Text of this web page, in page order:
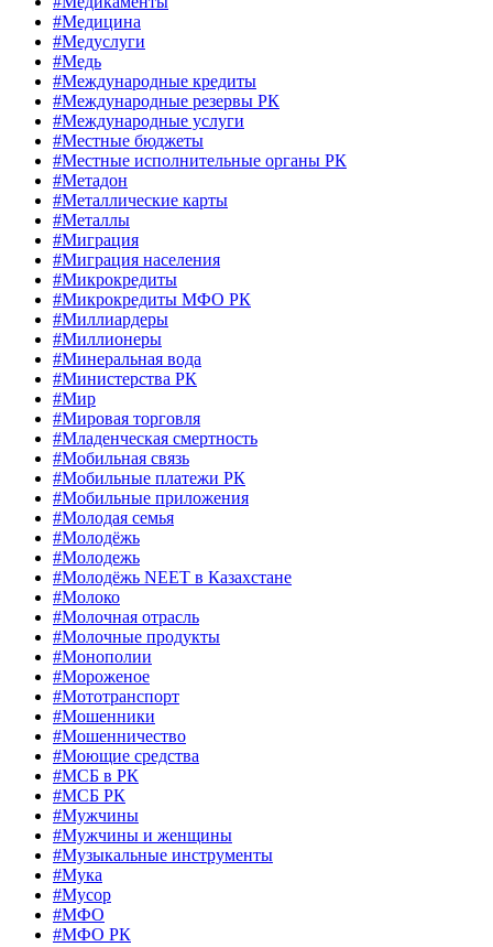
#Медицина
#Медуслуги
#Медь
#Международные кредиты
#Международные резервы РК
#Международные услуги
#Местные бюджеты
#Местные исполнительные органы РК
#Метадон
#Металлические карты
#Металлы
#Миграция
#Миграция населения
#Микрокредиты
#Микрокредиты МФО РК
#Миллиардеры
#Миллионеры
#Минеральная вода
#Министерства РК
#Мир
#Мировая торговля
#Младенческая смертность
#Мобильная связь
#Мобильные платежи РК
#Мобильные приложения
#Молодая семья
#Молодёжь
#Молодежь
#Молодёжь NEET в Казахстане
#Молоко
#Молочная отрасль
#Молочные продукты
#Монополии
#Мороженое
#Мототранспорт
#Мошенники
#Мошенничество
#Моющие средства
#МСБ в РК
#МСБ РК
#Мужчины
#Мужчины и женщины
#Музыкальные инструменты
#Мука
#Мусор
#МФО
#МФО РК